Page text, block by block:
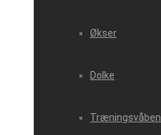
Økser
Dolke
Træningsvåben